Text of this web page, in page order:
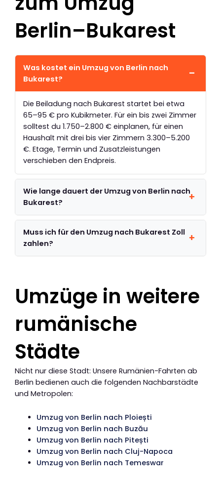
Berlin–Bukarest
Was kostet ein Umzug von Berlin nach
Bukarest?
Die Beiladung nach Bukarest startet bei etwa
65–95 € pro Kubikmeter. Für ein bis zwei Zimmer
solltest du 1.750–2.800 € einplanen, für einen
Haushalt mit drei bis vier Zimmern 3.300–5.200
€. Etage, Termin und Zusatzleistungen
verschieben den Endpreis.
Wie lange dauert der Umzug von Berlin nach
Bukarest?
Muss ich für den Umzug nach Bukarest Zoll
zahlen?
Umzüge in weitere
rumänische
Städte
Nicht nur diese Stadt: Unsere Rumänien-Fahrten ab
Berlin bedienen auch die folgenden Nachbarstädte
und Metropolen:
Umzug von Berlin nach Ploiești
Umzug von Berlin nach Buzău
Umzug von Berlin nach Pitești
Umzug von Berlin nach Cluj-Napoca
Umzug von Berlin nach Temeswar